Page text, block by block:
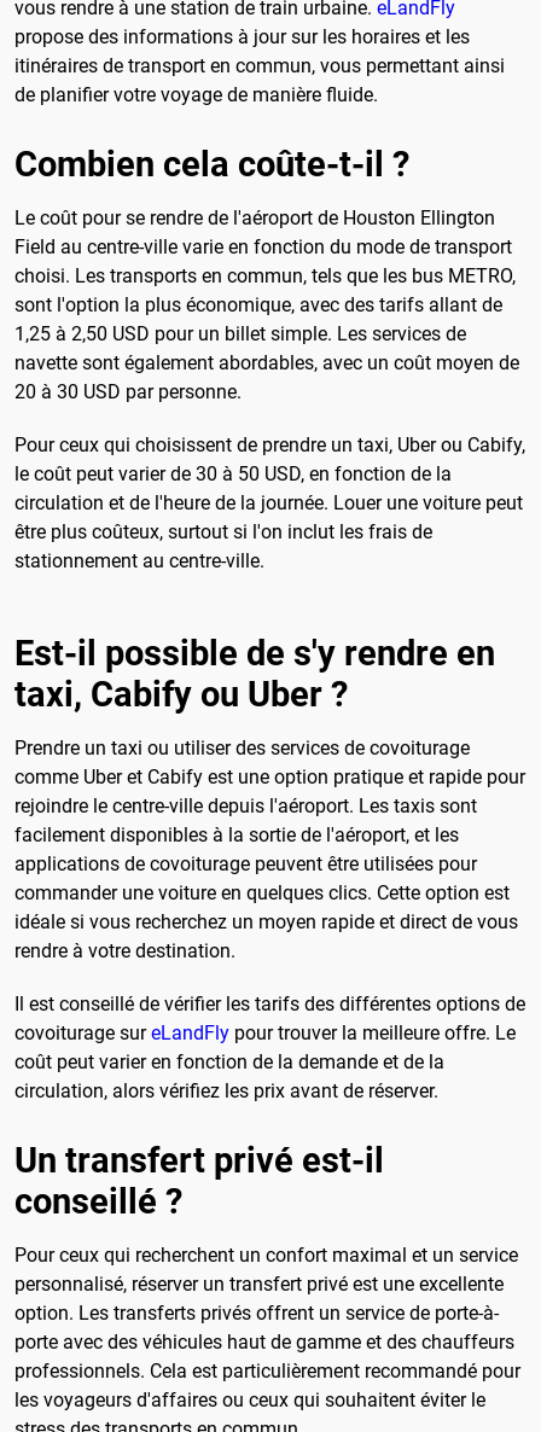
vous rendre à une station de train urbaine. eLandFly
propose des informations à jour sur les horaires et les
itinéraires de transport en commun, vous permettant ainsi
de planifier votre voyage de manière fluide.
Combien cela coûte-t-il ?
Le coût pour se rendre de l'aéroport de Houston Ellington
Field au centre-ville varie en fonction du mode de transport
choisi. Les transports en commun, tels que les bus METRO,
sont l'option la plus économique, avec des tarifs allant de
1,25 à 2,50 USD pour un billet simple. Les services de
navette sont également abordables, avec un coût moyen de
20 à 30 USD par personne.
Pour ceux qui choisissent de prendre un taxi, Uber ou Cabify,
le coût peut varier de 30 à 50 USD, en fonction de la
circulation et de l'heure de la journée. Louer une voiture peut
être plus coûteux, surtout si l'on inclut les frais de
stationnement au centre-ville.
Est-il possible de s'y rendre en
taxi, Cabify ou Uber ?
Prendre un taxi ou utiliser des services de covoiturage
comme Uber et Cabify est une option pratique et rapide pour
rejoindre le centre-ville depuis l'aéroport. Les taxis sont
facilement disponibles à la sortie de l'aéroport, et les
applications de covoiturage peuvent être utilisées pour
commander une voiture en quelques clics. Cette option est
idéale si vous recherchez un moyen rapide et direct de vous
rendre à votre destination.
Il est conseillé de vérifier les tarifs des différentes options de
covoiturage sureLandFly pour trouver la meilleure offre. Le
coût peut varier en fonction de la demande et de la
circulation, alors vérifiez les prix avant de réserver.
Un transfert privé est-il
conseillé ?
Pour ceux qui recherchent un confort maximal et un service
personnalisé, réserver un transfert privé est une excellente
option. Les transferts privés offrent un service de porte-à-
porte avec des véhicules haut de gamme et des chauffeurs
professionnels. Cela est particulièrement recommandé pour
les voyageurs d'affaires ou ceux qui souhaitent éviter le